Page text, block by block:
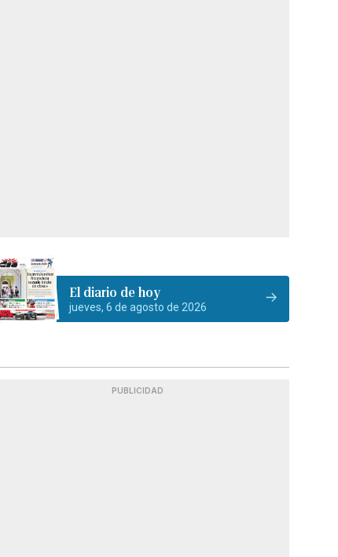
El diario de hoy
jueves, 6 de agosto de 2026
PUBLICIDAD